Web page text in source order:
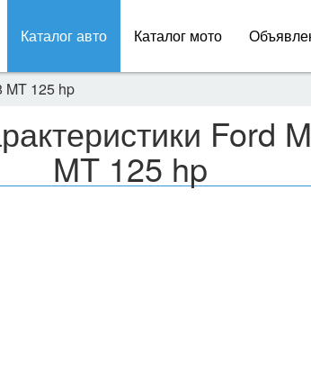
Каталог авто Каталог мото
MT 125 hp
Ford
MT 125 hp